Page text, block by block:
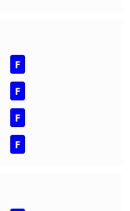
F
F
F
F